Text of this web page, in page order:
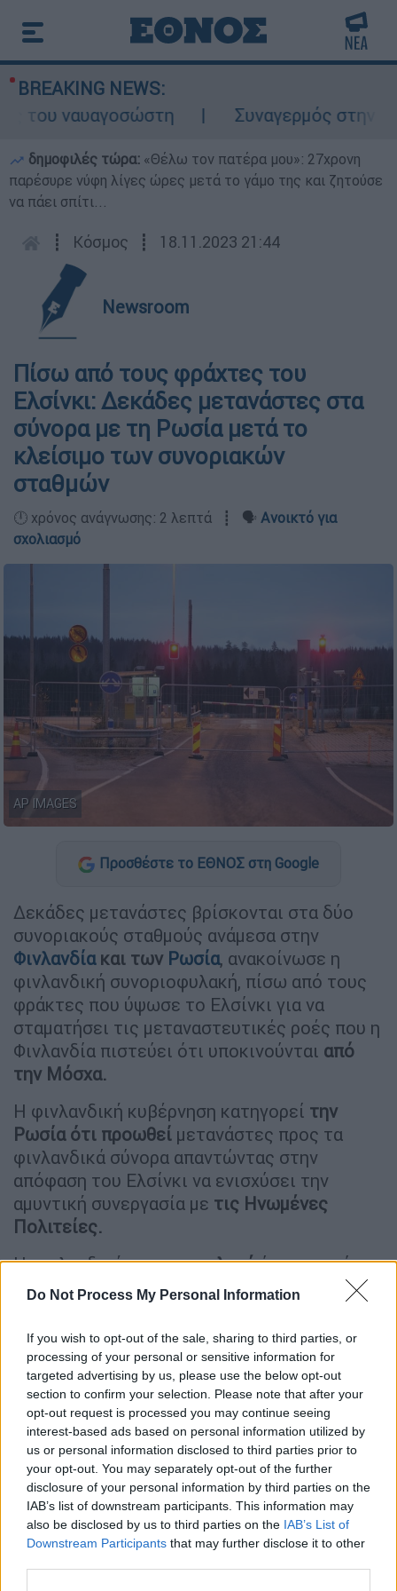
Do Not Process My Personal Information
If you wish to opt-out of the sale, sharing to third parties, or
processing of your personal or sensitive information for
targeted advertising by us, please use the below opt-out
section to confirm your selection. Please note that after your
opt-out request is processed you may continue seeing
interest-based ads based on personal information utilized by
us or personal information disclosed to third parties prior to
your opt-out. You may separately opt-out of the further
disclosure of your personal information by third parties on the
IAB’s list of downstream participants. This information may
also be disclosed by us to third parties on the IAB’s List of
Downstream Participants that may further disclose it to other
BREAKING NEWS:
ναυαγοσώστη
Συναγερμός στην
δημοφιλές τώρα: «Θέλω τον πατέρα μου»: 27χρονη
παρέσυρε νύφη λίγες ώρες μετά το γάμο της και ζητούσε
να πάει σπίτι...
┋ Κόσμος ┋ 18.11.2023 21:44
Newsroom
Πίσω από τους φράχτες του
Ελσίνκι: Δεκάδες μετανάστες στα
σύνορα με τη Ρωσία μετά το
κλείσιμο των συνοριακών
σταθμών
🕛 χρόνος ανάγνωσης: 2 λεπτά ┋ 🗣️ Ανοικτό για
σχολιασμό
AP IMAGES
Προσθέστε το ΕΘΝΟΣ στη Google
Δεκάδες μετανάστες βρίσκονται στα δύο
συνοριακούς σταθμούς ανάμεσα στην
Φινλανδία και των Ρωσία, ανακοίνωσε η
φινλανδική συνοριοφυλακή, πίσω από τους
φράκτες που ύψωσε το Ελσίνκι για να
σταματήσει τις μεταναστευτικές ροές που η
Φινλανδία πιστεύει ότι υποκινούνται από
την Μόσχα.
Η φινλανδική κυβέρνηση κατηγορεί την
Ρωσία ότι προωθεί μετανάστες προς τα
φινλανδικά σύνορα απαντώντας στην
απόφαση του Ελσίνκι να ενισχύσει την
αμυντική συνεργασία με τις Ηνωμένες
Πολιτείες.
Η φινλανδικήσυνοριοφυλακήύψωσε από τα
μεσάνυκτα φράκτες στα περάσματα
Βααλίμαα, Νουιγιάμα, Ιμάτρα και Νιιράλα
στην νοτιοανατολική Φινλανδία, όπου
συγκεντρώνεται καιτο μεγαλύτερο μέρος
της κυκλοφορίας μεταξύ των δύο χωρών.
Παρά το κλείσιμο των συνοριακών σταθμών,
δεκάδες μετανάστες έφθασανσήμερα το
απόγευμα στα περάσματα Νουιγιάμα και
Βααλίμαα, όπου παραμένουν έχοντας ανάψει
φωτιές για να αντιμετωπίσουν την παγωνιά.
Η Φινλανδία και η Ρωσία μοιράζονται
συνοριακή γραμμή μήκους 1.340 χιλιομέτρων,